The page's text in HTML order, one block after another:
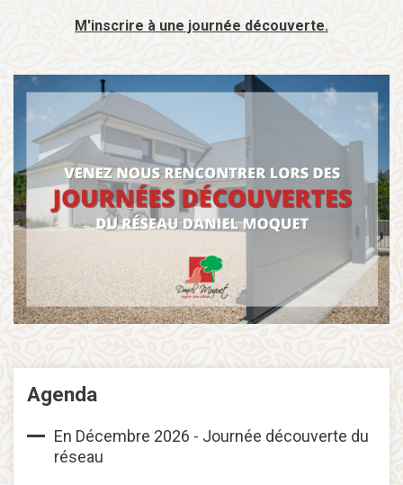
M'inscrire à une journée découverte.
Agenda
En Décembre 2026 - Journée découverte du
réseau